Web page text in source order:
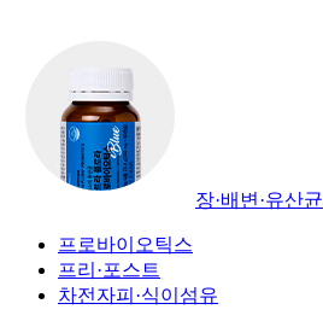
장·배변·유산균
프로바이오틱스
프리·포스트
차전자피·식이섬유